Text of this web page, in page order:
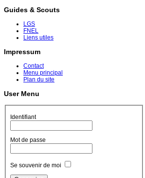
Guides & Scouts
LGS
FNEL
Liens utiles
Impressum
Contact
Menu principal
Plan du site
User Menu
Identifiant
Mot de passe
Se souvenir de moi